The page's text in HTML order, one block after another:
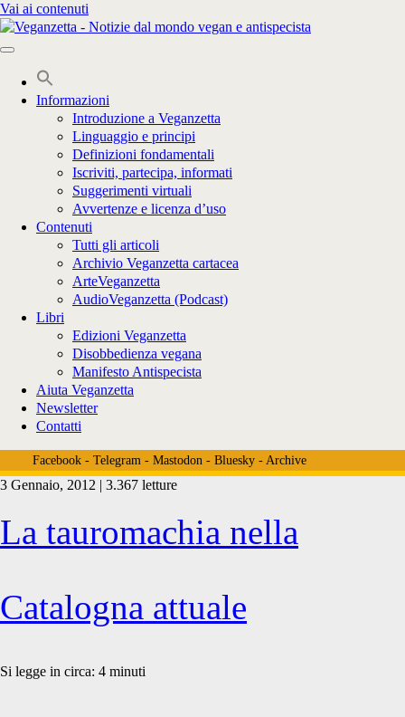
Vai ai contenuti
Informazioni
Introduzione a Veganzetta
Linguaggio e principi
Definizioni fondamentali
Iscriviti, partecipa, informati
Suggerimenti virtuali
Avvertenze e licenza d’uso
Contenuti
Tutti gli articoli
Archivio Veganzetta cartacea
ArteVeganzetta
AudioVeganzetta (Podcast)
Libri
Edizioni Veganzetta
Disobbedienza vegana
Manifesto Antispecista
Aiuta Veganzetta
Newsletter
Contatti
Facebook- Telegram- Mastodon- Bluesky- Archive
Tag:
<span>Liam
Ray</span>
3 Gennaio, 2012 | 3.367 letture
La tauromachia nella
Catalogna attuale
Si legge in circa: 4 minuti